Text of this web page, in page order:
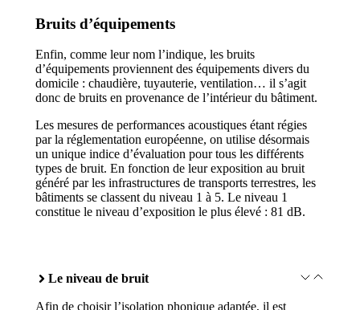
Bruits d’équipements
Enfin, comme leur nom l’indique, les bruits
d’équipements proviennent des équipements divers du
domicile : chaudière, tuyauterie, ventilation… il s’agit
donc de bruits en provenance de l’intérieur du bâtiment.
Les mesures de performances acoustiques étant régies
par la réglementation européenne, on utilise désormais
un unique indice d’évaluation pour tous les différents
types de bruit. En fonction de leur exposition au bruit
généré par les infrastructures de transports terrestres, les
bâtiments se classent du niveau 1 à 5. Le niveau 1
constitue le niveau d’exposition le plus élevé : 81 dB.
Le niveau de bruit
Afin de choisir l’isolation phonique adaptée, il est